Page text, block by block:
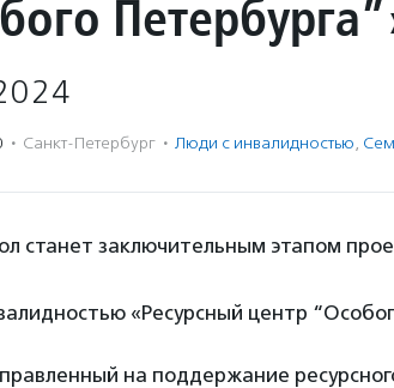
· Санкт-Петербург · Люди с инвалидностью,
станет заключительным этапом
«Ресурсный центр
на поддержание